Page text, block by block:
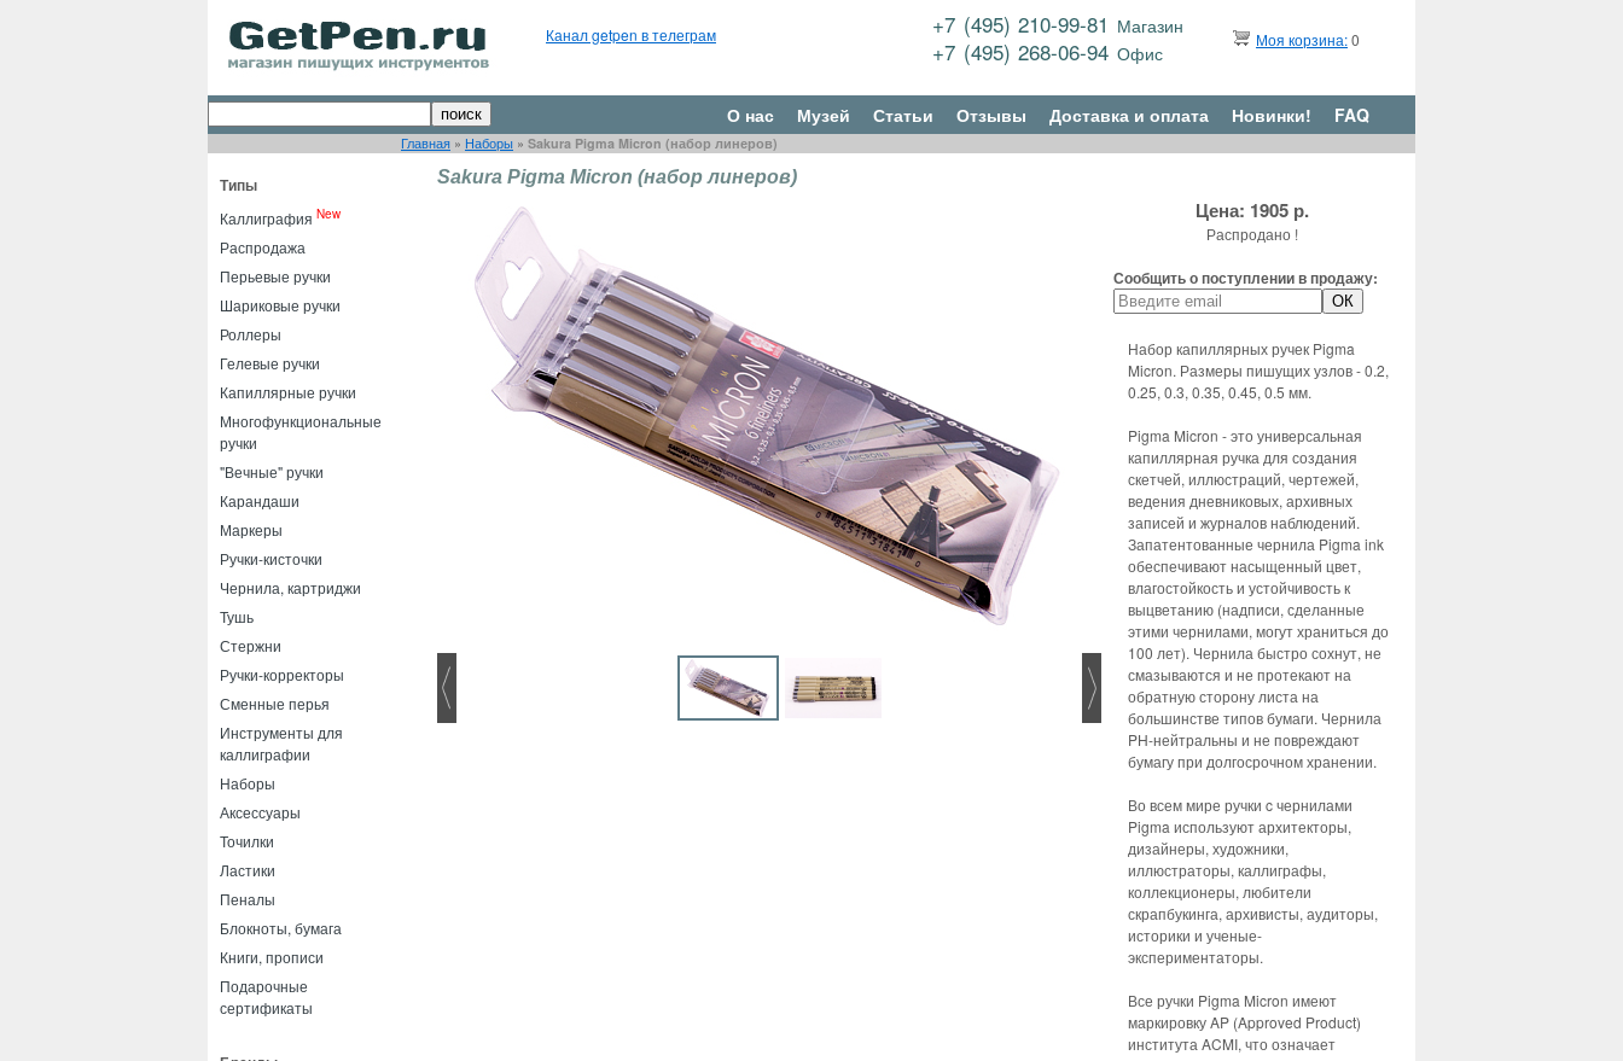
Канал getpen в телеграм +7 (495) 210-99-81 Магазин
+7 (495) 268-06-94Офис
Моя корзина:0
О нас Музей Статьи Отзывы Доставка и оплата Новинки! FAQ
Главная » Наборы » Sakura Pigma Micron (набор линеров)
Типы
Каллиграфия New
Распродажа
Перьевые ручки
Шариковые ручки
Роллеры
Гелевые ручки
Капиллярные ручки
Многофункциональные
ручки
"Вечные" ручки
Карандаши
Маркеры
Ручки-кисточки
Чернила, картриджи
Тушь
Стержни
Ручки-корректоры
Сменные перья
Инструменты для
каллиграфии
Наборы
Аксессуары
Точилки
Ластики
Пеналы
Блокноты, бумага
Книги, прописи
Подарочные
сертификаты
Sakura Pigma Micron (набор линеров)
Цена: 1905 р.
Распродано !
Сообщить о поступлении в продажу:
Набор капиллярных ручек Pigma
Micron. Размеры пишущих узлов - 0.2,
0.25, 0.3, 0.35, 0.45, 0.5 мм.
Pigma Micron - это универсальная
капиллярная ручка для создания
скетчей, иллюстраций, чертежей,
ведения дневниковых, архивных
записей и журналов наблюдений.
Запатентованные чернила Pigma ink
обеспечивают насыщенный цвет,
влагостойкость и устойчивость к
выцветанию (надписи, сделанные
этими чернилами, могут храниться до
100 лет). Чернила быстро сохнут, не
смазываются и не протекают на
обратную сторону листа на
большинстве типов бумаги. Чернила
PH-нейтральны и не повреждают
бумагу при долгосрочном хранении.
Во всем мире ручки c чернилами
Pigma используют архитекторы,
дизайнеры, художники,
иллюстраторы, каллиграфы,
коллекционеры, любители
скрапбукинга, архивисты, аудиторы,
историки и ученые-
экспериментаторы.
Все ручки Pigma Micron имеют
маркировку AP (Approved Product)
института ACMI, что означает